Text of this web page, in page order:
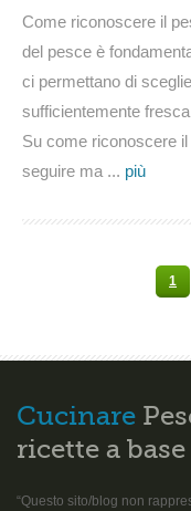
Come riconoscere il
del pesce è
ci permettano di
sufficientemente
Su come riconoscere
seguire ma ... più
1
Cucinare
ricette a
“Questo sito/blog non